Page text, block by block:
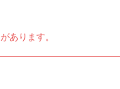
あります。